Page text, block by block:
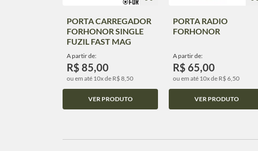
PORTA CARREGADOR
FORHONOR SINGLE
FUZIL FAST MAG
A partir de:
R$ 85,00
ou em até 10x de R$ 8,50
VER PRODUTO
PORTA RADIO
FORHONOR
A partir de:
R$ 65,00
ou em até 10x de R$ 6,50
VER PRODUTO